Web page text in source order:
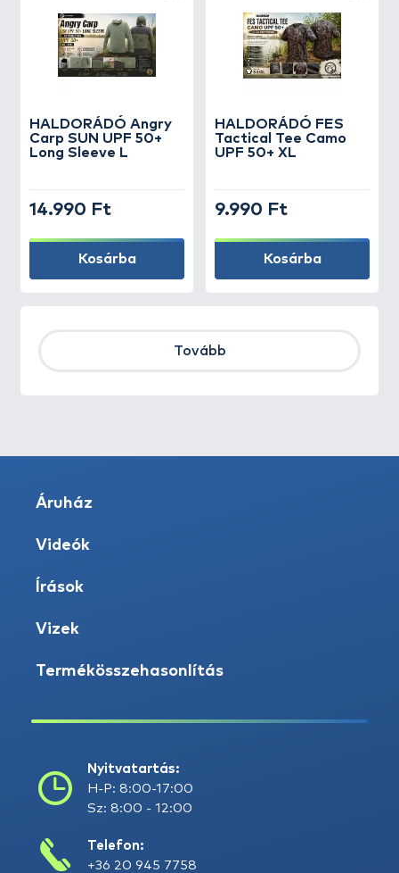
HALDORÁDÓ Angry
Carp SUN UPF 50+
Long Sleeve L
14.990 Ft
Kosárba
HALDORÁDÓ FES
Tactical Tee Camo
UPF 50+ XL
9.990 Ft
Kosárba
Tovább
Áruház
Videók
Írások
Vizek
Termékösszehasonlítás
Nyitvatartás:
H-P: 8:00-17:00
Sz: 8:00 - 12:00
Telefon:
+36 20 945 7758